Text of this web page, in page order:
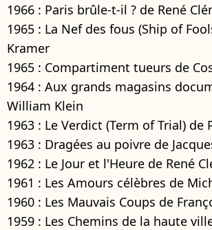
1966 : Paris brûle-t-il ? de René
1965 : La Nef des fous (Ship of
Kramer
1965 : Compartiment tueurs de
1964 : Aux grands magasins
William Klein
1963 : Le Verdict (Term of Trial) de
1963 : Dragées au poivre de
1962 : Le Jour et l'Heure de René
1961 : Les Amours célèbres de
1960 : Les Mauvais Coups de
1959 : Les Chemins de la haute